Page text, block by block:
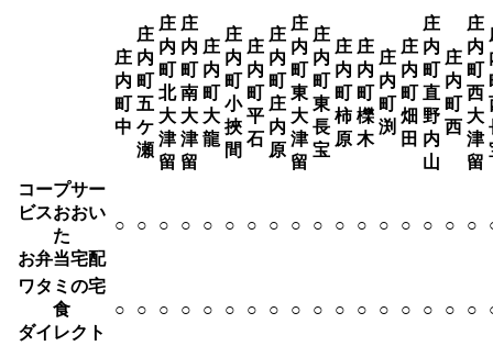
庄
内
町
中
庄
内
町
五
ケ
瀬
庄
内
町
北
大
津
留
庄
内
町
南
大
津
留
庄
内
町
大
龍
庄
内
町
小
挾
間
庄
内
町
平
石
庄
内
町
庄
内
原
庄
内
町
東
大
津
留
庄
内
町
東
長
宝
庄
内
町
柿
原
庄
内
町
櫟
木
庄
内
町
渕
庄
内
町
畑
田
庄
内
町
直
野
内
山
庄
内
町
西
庄
内
町
西
大
津
留
コープサー
ビスおおい
た
お弁当宅配
○ ○ ○ ○ ○ ○ ○ ○ ○ ○ ○ ○ ○ ○ ○ ○ ○
ワタミの宅
食
ダイレクト
○ ○ ○ ○ ○ ○ ○ ○ ○ ○ ○ ○ ○ ○ ○ ○ ○